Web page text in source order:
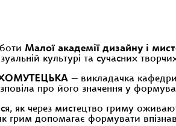
Малої академії дизайну і
культурі та сучасних
— викладачка кафедри
про його значення у
як через мистецтво гриму
грим допомагає формувати